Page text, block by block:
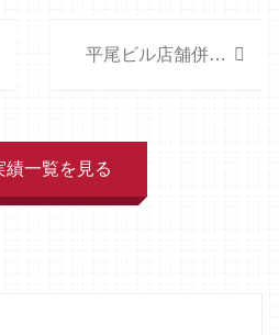
平尾ビル店舗併存住宅
績一覧を見る